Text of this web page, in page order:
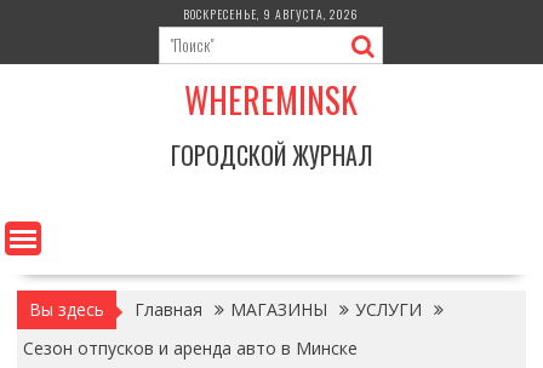
содержимому
ВОСКРЕСЕНЬЕ, 9 АВГУСТА, 2026
WHEREMINSK
ГОРОДСКОЙ ЖУРНАЛ
Вы здесь Главная МАГАЗИНЫ
УСЛУГИ
Сезон отпусков и аренда авто в Минске